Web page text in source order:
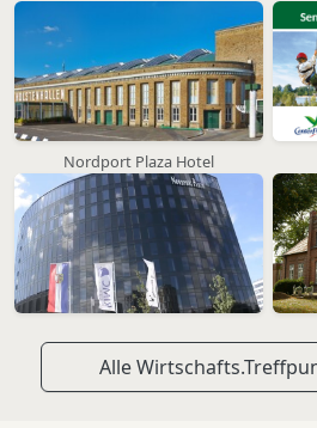
Nordport Plaza Hotel
Alle